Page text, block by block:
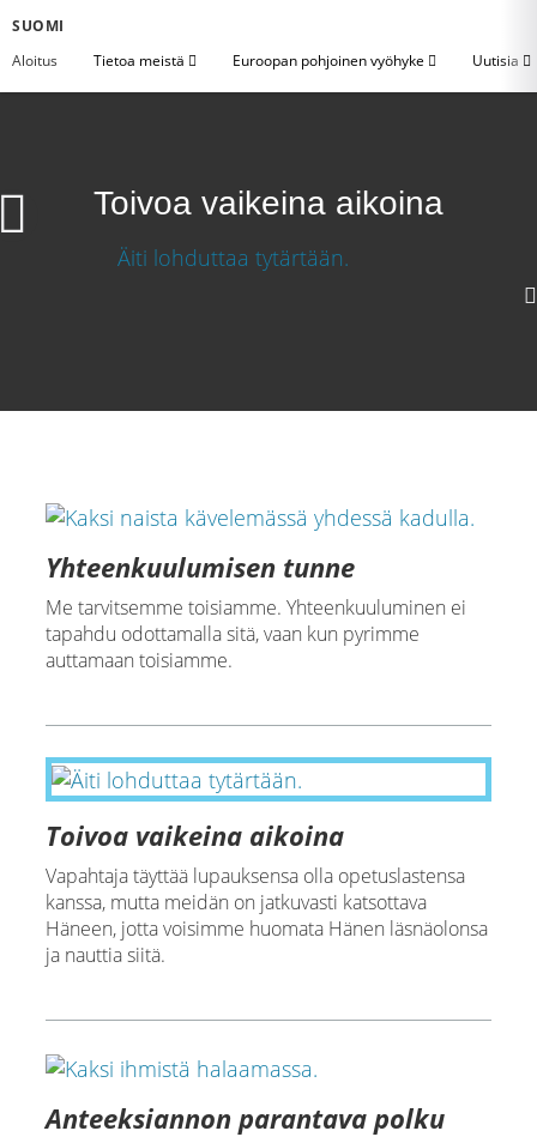
SUOMI
Aloitus
Tietoa meistä Euroopan pohjoinen vyöhyke Uutisia
Toivoa vaikeina aikoina
Yhteenkuulumisen tunne
Me tarvitsemme toisiamme. Yhteenkuuluminen ei
tapahdu odottamalla sitä, vaan kun pyrimme
auttamaan toisiamme.
Toivoa vaikeina aikoina
Vapahtaja täyttää lupauksensa olla opetuslastensa
kanssa, mutta meidän on jatkuvasti katsottava
Häneen, jotta voisimme huomata Hänen läsnäolonsa
ja nauttia siitä.
Anteeksiannon parantava polku